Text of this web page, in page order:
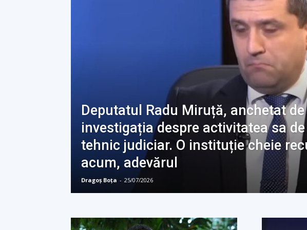
Deputatul Radu Miruță, anchetat de
investigația despre activitatea sa
tehnic judiciar. O instituție cheie
acum, adevărul
Dragoș Boța - 25/07/2026